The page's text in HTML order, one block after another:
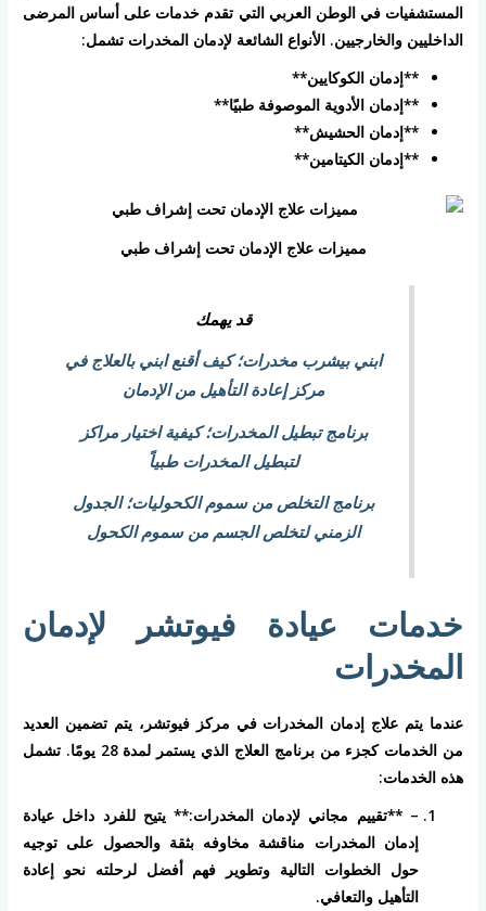
المستشفيات في الوطن العربي التي تقدم خدمات على أساس المرضى
الداخليين والخارجيين. الأنواع الشائعة لإدمان المخدرات تشمل:
**إدمان الكوكايين**
**إدمان الأدوية الموصوفة طبيًا**
**إدمان الحشيش**
**إدمان الكيتامين**
مميزات علاج الإدمان تحت إشراف طبي
قد يهمك
ابني بيشرب مخدرات؛ كيف أقنع ابني بالعلاج في
مركز إعادة التأهيل من الإدمان
برنامج تبطيل المخدرات؛ كيفية اختيار مراكز
لتبطيل المخدرات طبياً
برنامج التخلص من سموم الكحوليات؛ الجدول
الزمني لتخلص الجسم من سموم الكحول
خدمات عيادة فيوتشر لإدمان
المخدرات
عندما يتم علاج إدمان المخدرات في مركز فيوتشر، يتم تضمين العديد
من الخدمات كجزء من برنامج العلاج الذي يستمر لمدة 28 يومًا. تشمل
هذه الخدمات:
– **تقييم مجاني لإدمان المخدرات:** يتيح للفرد داخل عيادة
إدمان المخدرات مناقشة مخاوفه بثقة والحصول على توجيه
حول الخطوات التالية وتطوير فهم أفضل لرحلته نحو إعادة
التأهيل والتعافي.